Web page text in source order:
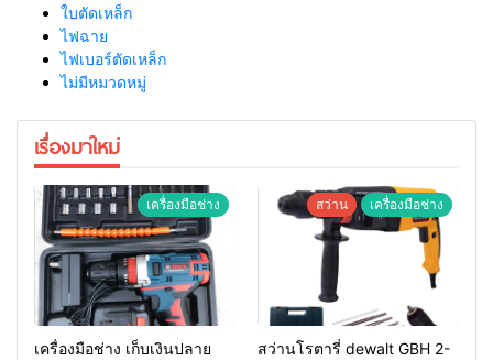
ใบตัดเหล็ก
ไฟฉาย
ไฟเบอร์ตัดเหล็ก
ไม่มีหมวดหมู่
เรื่องมาใหม่
เครื่องมือช่าง
เครื่องมือช่าง เก็บเงินปลาย
สว่าน เครื่องมือช่าง
สว่านโรตารี่ dewalt GBH 2-